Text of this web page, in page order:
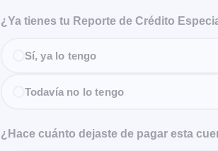
¿Ya tienes tu Reporte de Crédito
Sí, ya lo tengo
Todavía no lo tengo
¿Hace cuánto dejaste de pagar esta